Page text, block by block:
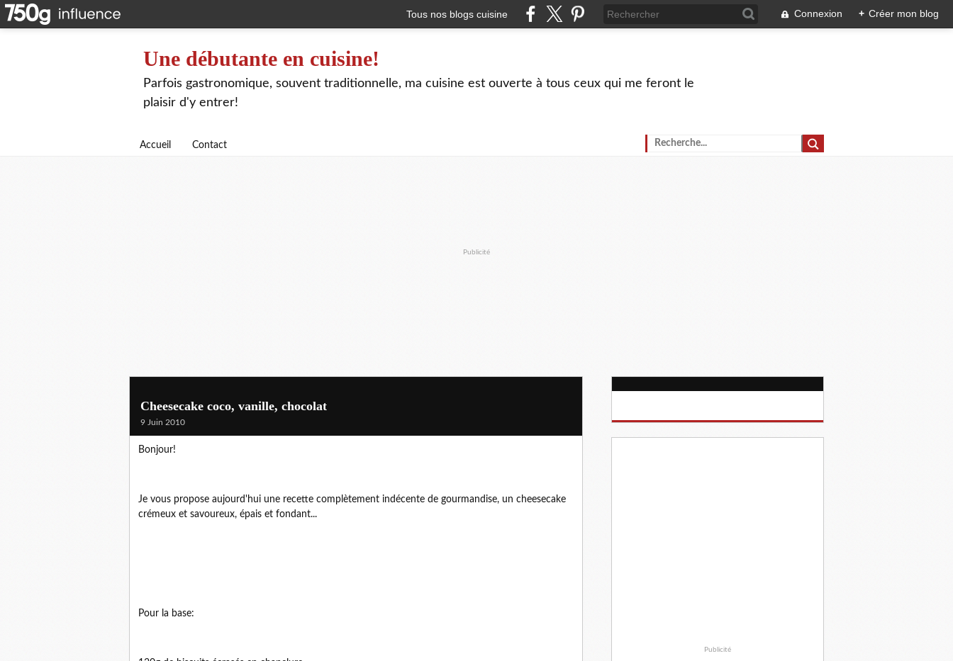
Tous nos blogs cuisine Connexion + Créer mon blog
Une débutante en cuisine!
Parfois gastronomique, souvent traditionnelle, ma cuisine est ouverte à tous ceux qui me feront le
plaisir d'y entrer!
Accueil Contact
Publicité
Cheesecake coco, vanille, chocolat
9 Juin 2010
Bonjour!
Je vous propose aujourd'hui une recette complètement indécente de gourmandise, un cheesecake
crémeux et savoureux, épais et fondant...
Pour la base:
Publicité